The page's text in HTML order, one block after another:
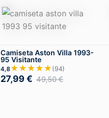
Camiseta Aston Villa 1993-
95 Visitante
4,8 ★★★★★(94)
27,99 € 49,50€